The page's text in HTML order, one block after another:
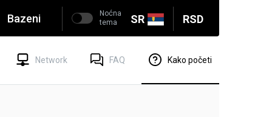
SR RSD
Bazeni
Noćna
tema
Network FAQ Kako početi